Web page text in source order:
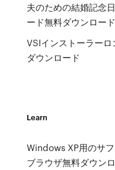
夫のための結婚記念
ード無料ダウンロード
VSIインストーラーロ
ダウンロード
Learn
Windows XP用のサフ
ブラウザ無料ダウン